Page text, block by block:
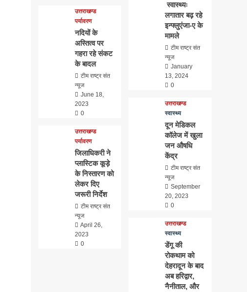
उत्तराखण्ड
पर्यावरण
नदियों के
अस्तित्व पर
गहरा रहे संकट
के बादल
टीम राष्ट्र संत
न्यूज
June 18,
2023
0
उत्तराखण्ड
पर्यावरण
जिलाधिकरी ने
प्लास्टिक कूड़े
के निस्तारण को
लेकर दिए
जरूरी निर्देश
टीम राष्ट्र संत
न्यूज
April 26,
2023
0
स्वास्थ्यः
लगातार बढ़ रहे
इन्फ्लुएंजा-ए के
मामले
टीम राष्ट्र संत
न्यूज
January
13, 2024
0
उत्तराखण्ड
स्वास्थ्य
दून मेडिकल
कॉलेज में खुला
जन औषधि
केंद्र
टीम राष्ट्र संत
न्यूज
September
20, 2023
0
उत्तराखण्ड
स्वास्थ्य
डेंगू की
रोकथाम को
देहरादून के बाद
अब हरिद्वार,
नैनीताल, और